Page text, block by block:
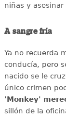
niñas y
A sangre fría
Ya no recuerda
conducía, pero
nacido se le
único crimen
'Monkey'
sillón de la